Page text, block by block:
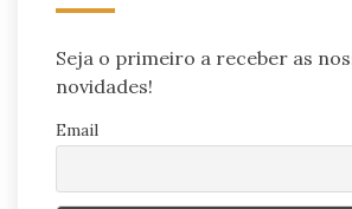
Seja o primeiro a receber as
novidades!
Email